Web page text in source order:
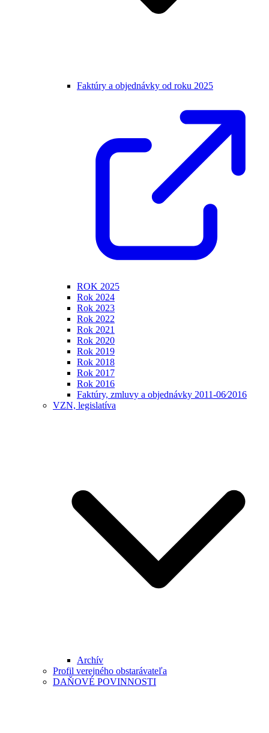
Faktúry a objednávky od roku 2025
ROK 2025
Rok 2024
Rok 2023
Rok 2022
Rok 2021
Rok 2020
Rok 2019
Rok 2018
Rok 2017
Rok 2016
Faktúry, zmluvy a objednávky 2011-06⁄2016
VZN, legislatíva
Archív
Profil verejného obstarávateľa
DAŇOVÉ POVINNOSTI